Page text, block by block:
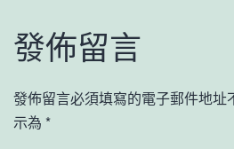
發佈留言
發佈留言必須填寫的電子郵件地址
示為 *